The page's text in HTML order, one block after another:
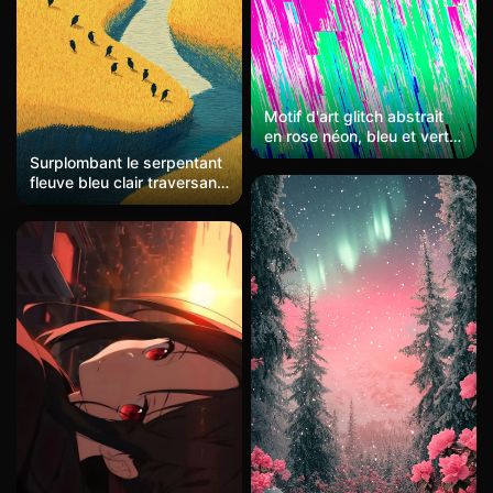
Motif d'art glitch abstrait
en rose néon, bleu et vert,
avec des lignes déformées
et des effets pixelisés.
Futuriste et vibrant, adapté
aux fonds d'écran
numériques.
Surplombant le serpentant
fleuve bleu clair traversant
les vastes prairies dorées,
l'herbe est dépeinte avec
des touches fines pour
transmettre une texture
moelleuse, tandis que les
ombres le long des rives
du fleuve tirent vers des
teintes turquoise. Sept
silhouettes de corbeaux se
rangent le long de la berge,
formant une ligne de vue.
Dans un style de gravure
japonaise, les couleurs
sont traitées de manière
plate, avec des teintes